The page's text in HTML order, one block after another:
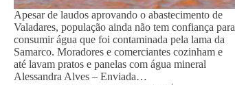
Apesar de laudos aprovando o abastecimento de
Valadares, população ainda não tem confiança para
consumir água que foi contaminada pela lama da
Samarco. Moradores e comerciantes cozinham e
até lavam pratos e panelas com água mineral
Alessandra Alves – Enviada…